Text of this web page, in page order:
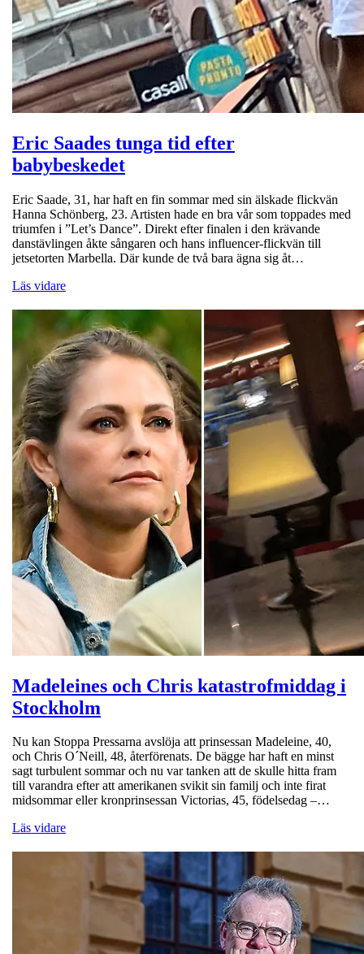
Eric Saades tunga tid efter
babybeskedet
Eric Saade, 31, har haft en fin sommar med sin älskade flickvän
Hanna Schönberg, 23. Artisten hade en bra vår som toppades med
triumfen i ”Let’s Dance”. Direkt efter finalen i den krävande
danstävlingen åkte sångaren och hans influencer-flickvän till
jetsetorten Marbella. Där kunde de två bara ägna sig åt…
Läs vidare
Madeleines och Chris katastrofmiddag i
Stockholm
Nu kan Stoppa Pressarna avslöja att prinsessan Madeleine, 40,
och Chris O´Neill, 48, återförenats. De bägge har haft en minst
sagt turbulent sommar och nu var tanken att de skulle hitta fram
till varandra efter att amerikanen svikit sin familj och inte firat
midsommar eller kronprinsessan Victorias, 45, födelsedag –…
Läs vidare